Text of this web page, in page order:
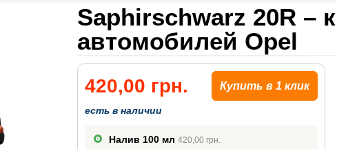
Saphirschwarz 20R –
автомобилей Opel
420,00 грн. Купить в 1 клик
есть в наличии
Налив 100 мл 420,00 грн.